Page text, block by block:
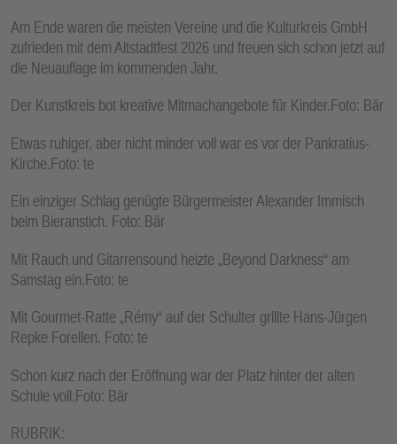
Am Ende waren die meisten Vereine und die Kulturkreis GmbH
zufrieden mit dem Altstadtfest 2026 und freuen sich schon jetzt auf
die Neuauflage im kommenden Jahr.
Der Kunstkreis bot kreative Mitmachangebote für Kinder.Foto: Bär
Etwas ruhiger, aber nicht minder voll war es vor der Pankratius-
Kirche.Foto: te
Ein einziger Schlag genügte Bürgermeister Alexander Immisch
beim Bieranstich. Foto: Bär
Mit Rauch und Gitarrensound heizte „Beyond Darkness“ am
Samstag ein.Foto: te
Mit Gourmet-Ratte „Rémy“ auf der Schulter grillte Hans-Jürgen
Repke Forellen. Foto: te
Schon kurz nach der Eröffnung war der Platz hinter der alten
Schule voll.Foto: Bär
RUBRIK: